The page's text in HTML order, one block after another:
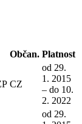
Občan. Platnost
CZ
od 29.
1. 2015
– do 10.
2. 2022
od 29.